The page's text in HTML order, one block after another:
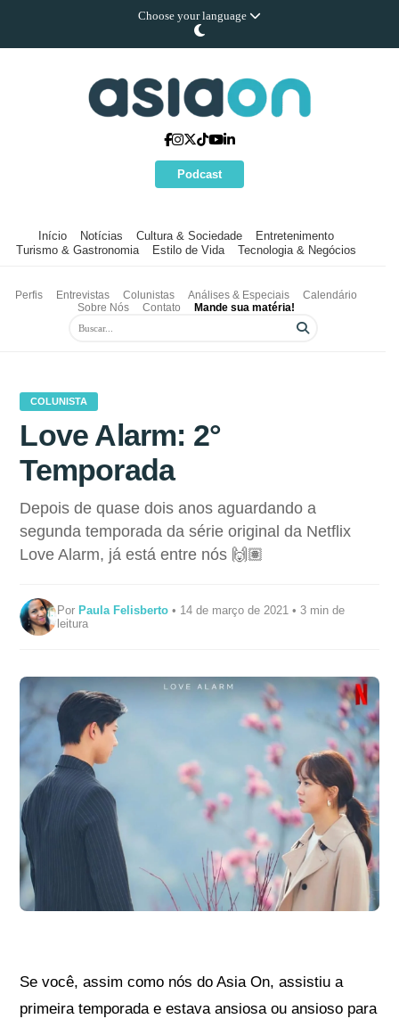
Choose your language
Podcast
Início Notícias Cultura & Sociedade
Entretenimento
Turismo & Gastronomia
Estilo de Vida Tecnologia & Negócios
Perfis Entrevistas Colunistas Análises & Especiais
Calendário
Sobre Nós
Contato Mande sua matéria!
COLUNISTA
Love Alarm: 2°
Temporada
Depois de quase dois anos aguardando a
segunda temporada da série original da Netflix
Love Alarm, já está entre nós 🙌🏽
Por Paula Felisberto • 14 de março de 2021 • 3 min de
leitura
Se você, assim como nós do Asia On, assistiu a
primeira temporada e estava ansiosa ou ansioso para